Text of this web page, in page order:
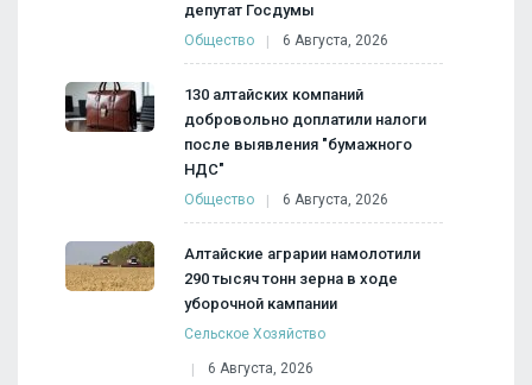
депутат Госдумы
Общество 6 Августа, 2026
130 алтайских компаний
добровольно доплатили налоги
после выявления "бумажного
НДС"
Общество 6 Августа, 2026
Алтайские аграрии намолотили
290 тысяч тонн зерна в ходе
уборочной кампании
Сельское Хозяйство
6 Августа, 2026